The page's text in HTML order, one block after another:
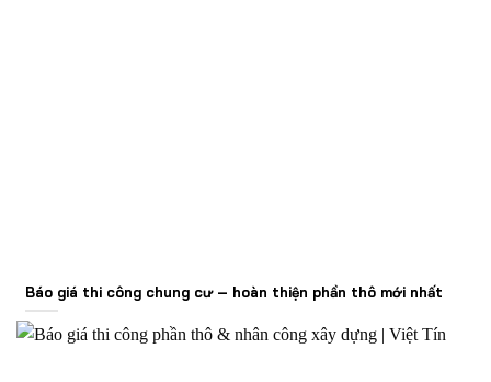
Báo giá thi công chung cư – hoàn thiện phần thô mới nhất